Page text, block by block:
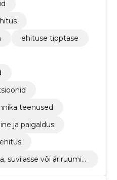
ehituse tipptase
teenused
ja paigaldus
suvilasse või äriruumid